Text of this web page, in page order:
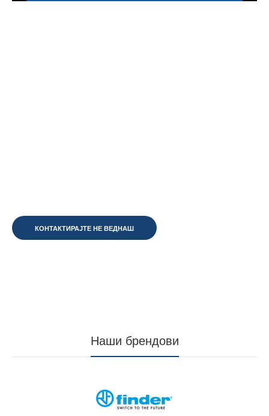
КОНТАКТИРАЈТЕ НЕ ВЕДНАШ
Наши брендови